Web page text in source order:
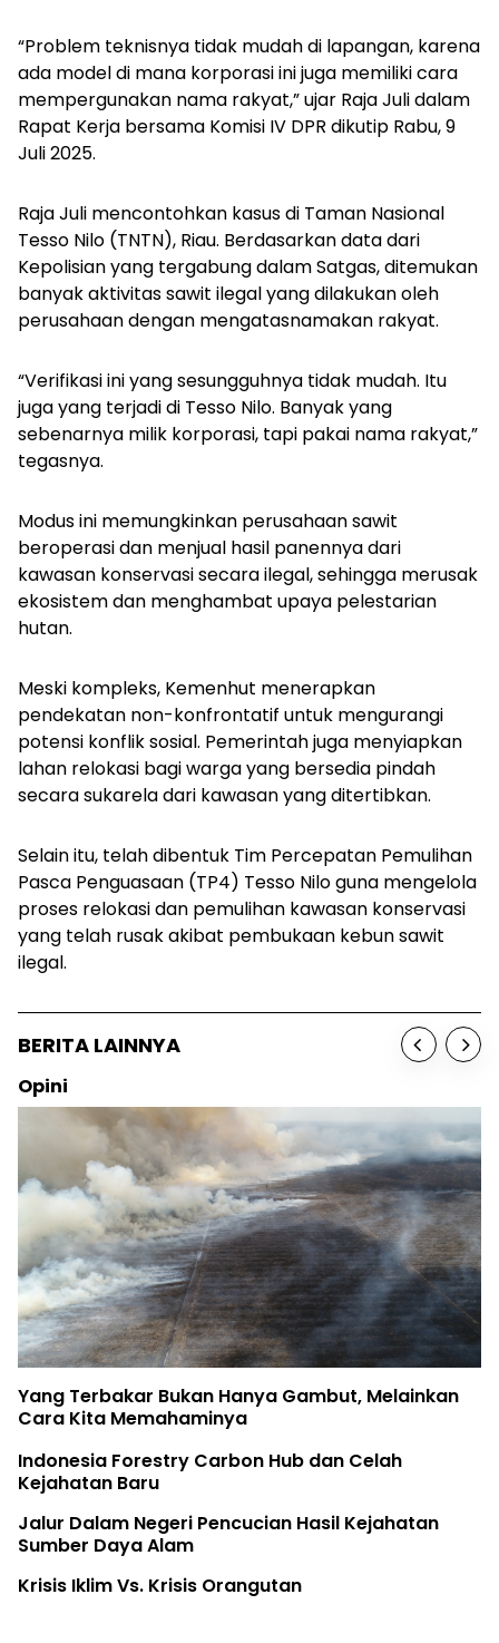
“Problem teknisnya tidak mudah di lapangan, karena
ada model di mana korporasi ini juga memiliki cara
mempergunakan nama rakyat,” ujar Raja Juli dalam
Rapat Kerja bersama Komisi IV DPR dikutip Rabu, 9
Juli 2025.
Raja Juli mencontohkan kasus di Taman Nasional
Tesso Nilo (TNTN), Riau. Berdasarkan data dari
Kepolisian yang tergabung dalam Satgas, ditemukan
banyak aktivitas sawit ilegal yang dilakukan oleh
perusahaan dengan mengatasnamakan rakyat.
“Verifikasi ini yang sesungguhnya tidak mudah. Itu
juga yang terjadi di Tesso Nilo. Banyak yang
sebenarnya milik korporasi, tapi pakai nama rakyat,”
tegasnya.
Modus ini memungkinkan perusahaan sawit
beroperasi dan menjual hasil panennya dari
kawasan konservasi secara ilegal, sehingga merusak
ekosistem dan menghambat upaya pelestarian
hutan.
Meski kompleks, Kemenhut menerapkan
pendekatan non-konfrontatif untuk mengurangi
potensi konflik sosial. Pemerintah juga menyiapkan
lahan relokasi bagi warga yang bersedia pindah
secara sukarela dari kawasan yang ditertibkan.
Selain itu, telah dibentuk Tim Percepatan Pemulihan
Pasca Penguasaan (TP4) Tesso Nilo guna mengelola
proses relokasi dan pemulihan kawasan konservasi
yang telah rusak akibat pembukaan kebun sawit
ilegal.
BERITA LAINNYA
Opini
Yang Terbakar Bukan Hanya Gambut, Melainkan
Cara Kita Memahaminya
Indonesia Forestry Carbon Hub dan Celah
Kejahatan Baru
Jalur Dalam Negeri Pencucian Hasil Kejahatan
Sumber Daya Alam
Krisis Iklim Vs. Krisis Orangutan